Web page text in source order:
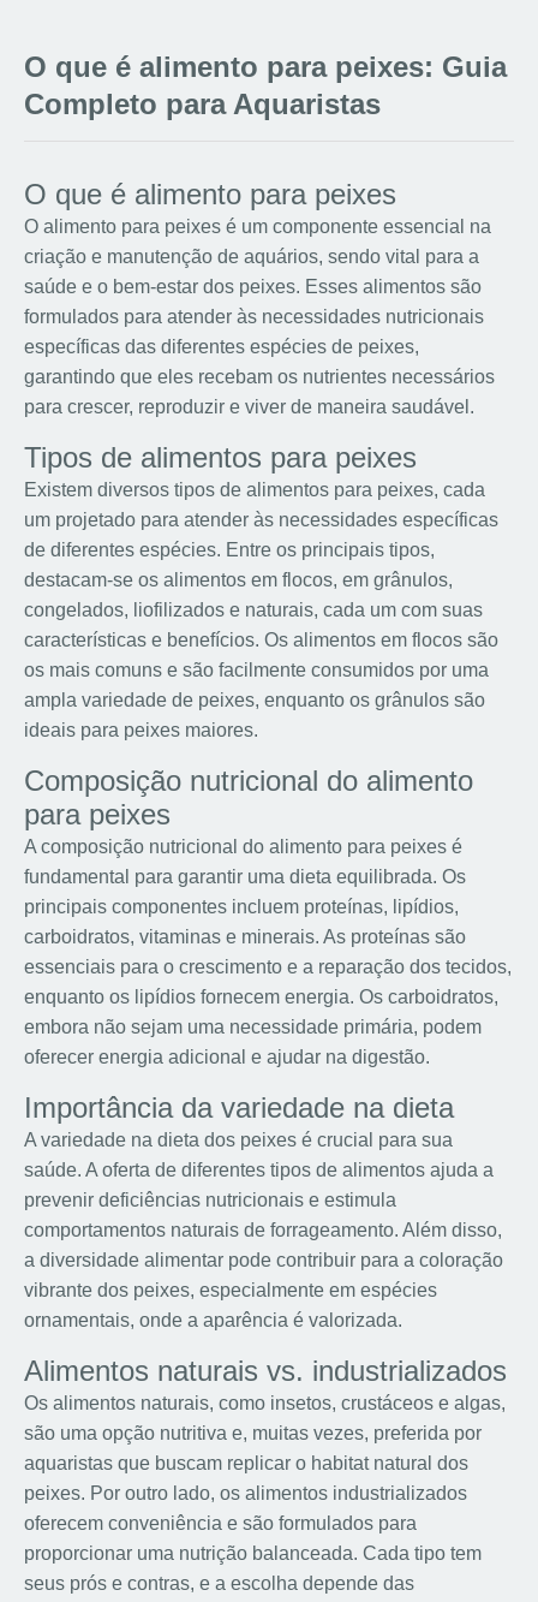
O que é alimento para peixes: Guia
Completo para Aquaristas
O que é alimento para peixes
O alimento para peixes é um componente essencial na
criação e manutenção de aquários, sendo vital para a
saúde e o bem-estar dos peixes. Esses alimentos são
formulados para atender às necessidades nutricionais
específicas das diferentes espécies de peixes,
garantindo que eles recebam os nutrientes necessários
para crescer, reproduzir e viver de maneira saudável.
Tipos de alimentos para peixes
Existem diversos tipos de alimentos para peixes, cada
um projetado para atender às necessidades específicas
de diferentes espécies. Entre os principais tipos,
destacam-se os alimentos em flocos, em grânulos,
congelados, liofilizados e naturais, cada um com suas
características e benefícios. Os alimentos em flocos são
os mais comuns e são facilmente consumidos por uma
ampla variedade de peixes, enquanto os grânulos são
ideais para peixes maiores.
Composição nutricional do alimento
para peixes
A composição nutricional do alimento para peixes é
fundamental para garantir uma dieta equilibrada. Os
principais componentes incluem proteínas, lipídios,
carboidratos, vitaminas e minerais. As proteínas são
essenciais para o crescimento e a reparação dos tecidos,
enquanto os lipídios fornecem energia. Os carboidratos,
embora não sejam uma necessidade primária, podem
oferecer energia adicional e ajudar na digestão.
Importância da variedade na dieta
A variedade na dieta dos peixes é crucial para sua
saúde. A oferta de diferentes tipos de alimentos ajuda a
prevenir deficiências nutricionais e estimula
comportamentos naturais de forrageamento. Além disso,
a diversidade alimentar pode contribuir para a coloração
vibrante dos peixes, especialmente em espécies
ornamentais, onde a aparência é valorizada.
Alimentos naturais vs. industrializados
Os alimentos naturais, como insetos, crustáceos e algas,
são uma opção nutritiva e, muitas vezes, preferida por
aquaristas que buscam replicar o habitat natural dos
peixes. Por outro lado, os alimentos industrializados
oferecem conveniência e são formulados para
proporcionar uma nutrição balanceada. Cada tipo tem
seus prós e contras, e a escolha depende das